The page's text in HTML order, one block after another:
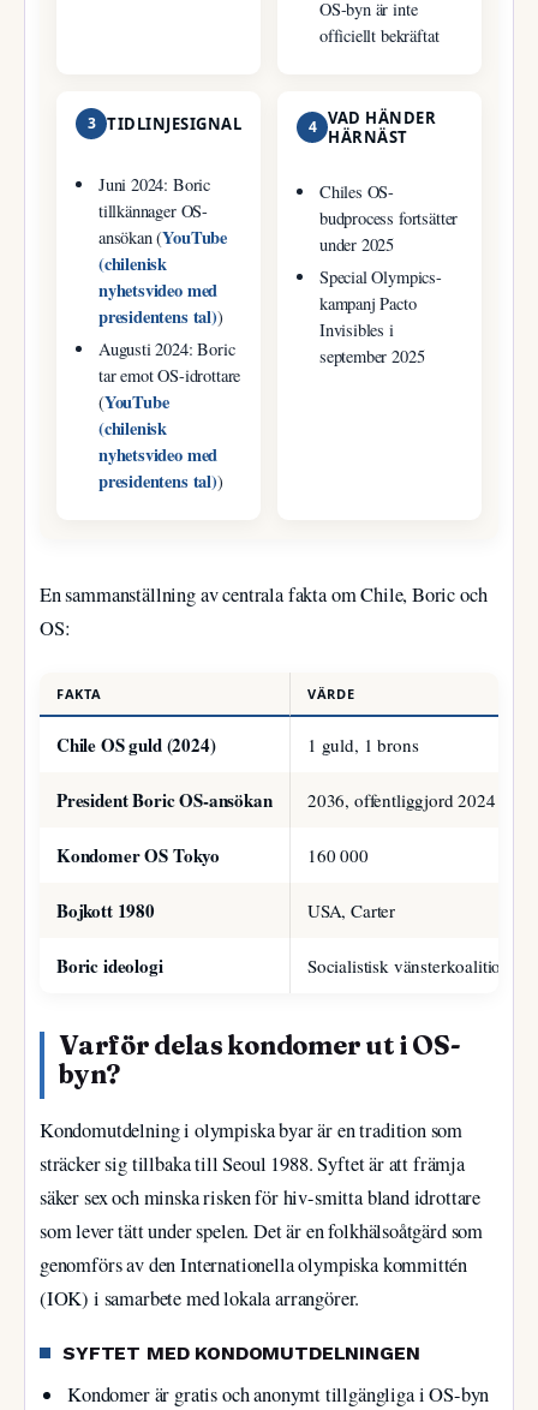
OS-byn är inte
officiellt bekräftat
3 TIDLINJESIGNAL
Juni 2024: Boric
tillkännager OS-
ansökan (YouTube
(chilenisk
nyhetsvideo med
presidentens tal))
Augusti 2024: Boric
tar emot OS-idrottare
(YouTube
(chilenisk
nyhetsvideo med
presidentens tal))
4 VAD HÄNDER
HÄRNÄST
Chiles OS-
budprocess fortsätter
under 2025
Special Olympics-
kampanj Pacto
Invisibles i
september 2025
En sammanställning av centrala fakta om Chile, Boric och
OS:
FAKTA VÄRDE
Chile OS guld (2024) 1 guld, 1 brons
President Boric OS-ansökan 2036, offentliggjord 2024
Kondomer OS Tokyo 160 000
Bojkott 1980 USA, Carter
Boric ideologi Socialistisk vänsterkoalition
Varför delas kondomer ut i OS-
byn?
Kondomutdelning i olympiska byar är en tradition som
sträcker sig tillbaka till Seoul 1988. Syftet är att främja
säker sex och minska risken för hiv-smitta bland idrottare
som lever tätt under spelen. Det är en folkhälsoåtgärd som
genomförs av den Internationella olympiska kommittén
(IOK) i samarbete med lokala arrangörer.
SYFTET MED KONDOMUTDELNINGEN
Kondomer är gratis och anonymt tillgängliga i OS-byn